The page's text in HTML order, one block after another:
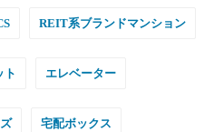
REIT系ブランドマンション
ト エレベーター
宅配ボックス